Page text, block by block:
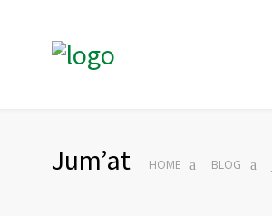
Jum’at HOME BLOG